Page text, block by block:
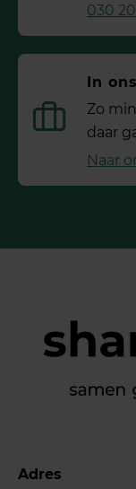
030
In
Zo
daar
Naar
Adres